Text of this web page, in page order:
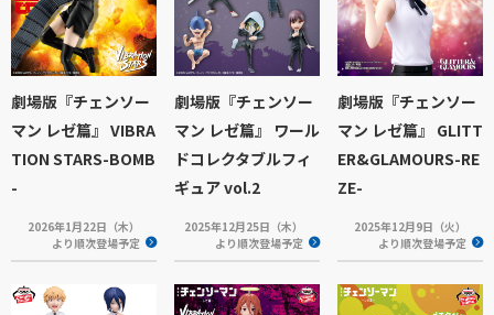
劇場版『チェンソー
マン レゼ篇』 VIBRA
TION STARS-BOMB
-
2026年1月22日（木）
より順次登場予定
劇場版『チェンソー
マン レゼ篇』 ワール
ドコレクタブルフィ
ギュア vol.2
2025年12月25日（木）
より順次登場予定
劇場版『チェンソー
マン レゼ篇』 GLITT
ER&GLAMOURS-RE
ZE-
2025年12月9日（火）
より順次登場予定